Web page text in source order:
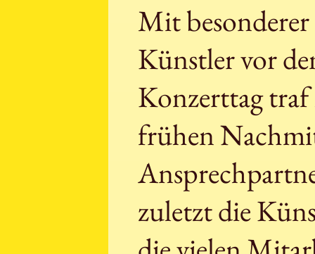
Mit
Künstler vor
Konzerttag
frühen
zuletzt die